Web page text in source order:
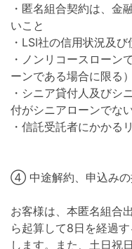
・匿名組合契約は、金
いこと
・LSI社の信用状況及
・ノンリコースローン
ーンである場合に限る）
・シニア貸付人及びシ
付がシニアローンでな
・信託受託者にかかる
④ 中途解約、申込みの
お客様は、本匿名組合
ら起算して8日を経過
します。また、土日祝